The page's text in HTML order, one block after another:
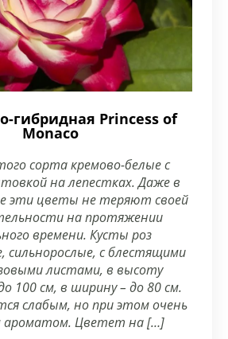
гибридная Princess of
Monaco
сорта кремово-белые с
на лепестках. Даже в
эти цветы не теряют своей
на протяжении
времени. Кусты роз
сильнорослые, с блестящими
листами, в высоту
100 см, в ширину – до 80 см.
слабым, но при этом очень
Цветет на […]